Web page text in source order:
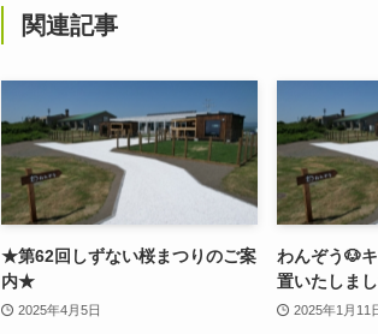
関連記事
★第62回しずない桜まつりのご案
内★
2025年4月5日
わんぞう🐶
置いたしま
2025年1月11